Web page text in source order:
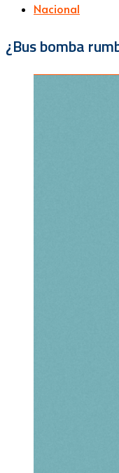
Nacional
¿Bus bomba